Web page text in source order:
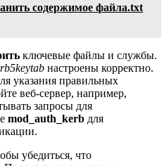
содержимое файла.txt
ключевые файлы и службы.
настроены корректно.
указания правильных
веб-сервер, например,
запросы для
mod_auth_kerb для
убедиться, что